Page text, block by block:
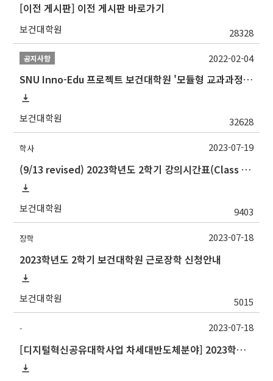
[이전 게시판] 이전 게시판 바로가기
보건대학원 28328
공지사항
SNU Inno-Edu 프로젝트 보건대학원 '모듈형 교과과정' 안내(revised 2022/2/28)
보건대학원 32628
2022-02-04
학사
(9/13 revised) 2023학년도 2학기 강의시간표(Class schedule, 2023 Fall semester)
보건대학원 9403
2023-07-19
장학
2023학년도 2학기 보건대학원 근로장학 신청안내
보건대학원 5015
2023-07-18
-
[디지털혁신공유대학사업 차세대반도체분야] 2023학년도 2학기 포항공과대학교 교류 수학 안내
2023-07-18